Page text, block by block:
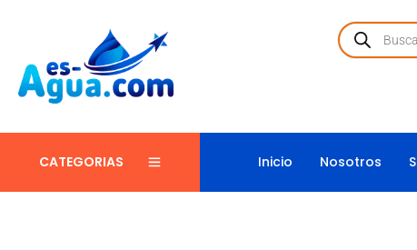
CATEGORIAS Inicio Nosotros